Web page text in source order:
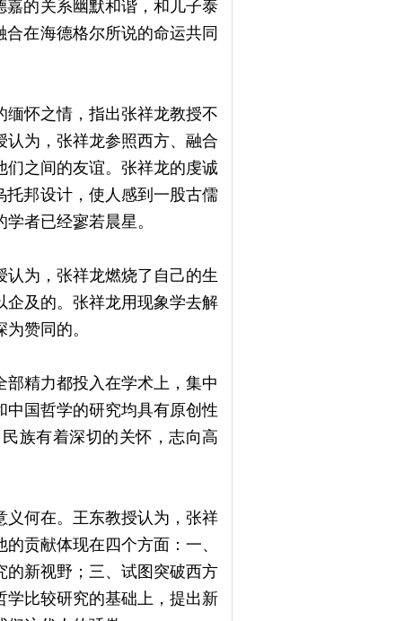
嘉的关系幽默和谐，和儿子泰
在海德格尔所说的命运共同
怀之情，指出张祥龙教授不
为，张祥龙参照西方、融合
们之间的友谊。张祥龙的虔诚
托邦设计，使人感到一股古儒
者已经寥若晨星。
为，张祥龙燃烧了自己的生
企及的。张祥龙用现象学去解
赞同的。
精力都投入在学术上，集中
国哲学的研究均具有原创性
族有着深切的关怀，志向高
义何在。王东教授认为，张祥
贡献体现在四个方面：一、
的新视野；三、试图突破西方
学比较研究的基础上，提出新